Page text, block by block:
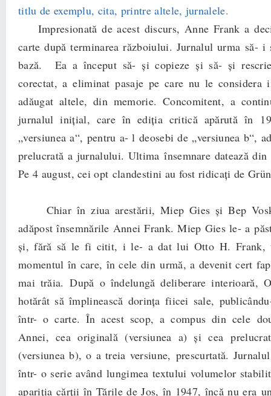
titlu de exemplu, cita, printre altele, jurnalele.
Impresionată de acest discurs, Anne Frank a
carte după terminarea războiului. Jurnalul urma să- i
bază. Ea a început să- și copieze și să- și
corectat, a eliminat pasaje pe care nu le considera
adăugat altele, din memorie. Concomitent, a
jurnalul iniţial, care în ediţia critică apărută în
„versiunea a“, pentru a- l deosebi de „versiunea b“,
prelucrată a jurnalului. Ultima însemnare datează din
Pe 4 august, cei opt clandestini au fost ridicaţi de
Chiar în ziua arestării, Miep Gies și Bep
adăpost însemnările Annei Frank. Miep Gies le- a
și, fără să le fi citit, i le- a dat lui Otto H. Frank,
momentul în care, în cele din urmă, a devenit cert
mai trăia. După o îndelungă deliberare interioară,
hotărât să împlinească dorinţa fiicei sale,
într- o carte. În acest scop, a compus din cele
Annei, cea originală (versiunea a) și cea
(versiunea b), o a treia versiune, prescurtată.
într- o serie având lungimea textului volumelor
apariţia cărţii în Ţările de Jos, în 1947, încă nu era